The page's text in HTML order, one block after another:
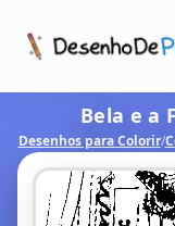
Coletâneas de
Colorir Online
Bela e a
Desenhos para Colorir/